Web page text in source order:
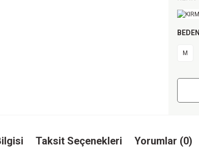
BEDEN
M
Taksit Seçenekleri Yorumlar (0)